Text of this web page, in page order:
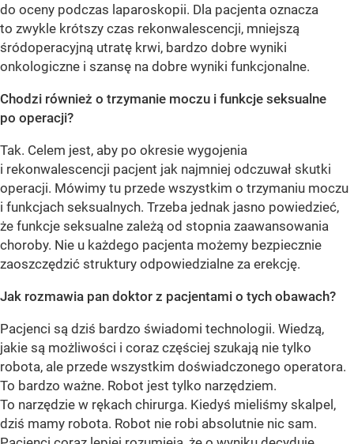
do oceny podczas laparoskopii. Dla pacjenta oznacza
to zwykle krótszy czas rekonwalescencji, mniejszą
śródoperacyjną utratę krwi, bardzo dobre wyniki
onkologiczne i szansę na dobre wyniki funkcjonalne.
Chodzi również o trzymanie moczu i funkcje seksualne
po operacji?
Tak. Celem jest, aby po okresie wygojenia
i rekonwalescencji pacjent jak najmniej odczuwał skutki
operacji. Mówimy tu przede wszystkim o trzymaniu moczu
i funkcjach seksualnych. Trzeba jednak jasno powiedzieć,
że funkcje seksualne zależą od stopnia zaawansowania
choroby. Nie u każdego pacjenta możemy bezpiecznie
zaoszczędzić struktury odpowiedzialne za erekcję.
Jak rozmawia pan doktor z pacjentami o tych obawach?
Pacjenci są dziś bardzo świadomi technologii. Wiedzą,
jakie są możliwości i coraz częściej szukają nie tylko
robota, ale przede wszystkim doświadczonego operatora.
To bardzo ważne. Robot jest tylko narzędziem.
To narzędzie w rękach chirurga. Kiedyś mieliśmy skalpel,
dziś mamy robota. Robot nie robi absolutnie nic sam.